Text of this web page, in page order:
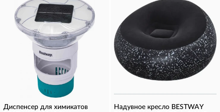
Диспенсер для химикатов
Надувное кресло BESTWAY